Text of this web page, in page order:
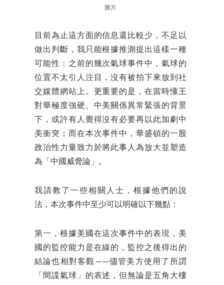
圖片
目前為止這方面的信息還比較少，不足以
做出判斷，我只能根據推測提出這樣一種
可能性：之前的幾次氣球事件中，氣球的
位置不太引人注目，沒有被拍下來放到社
交媒體網站上。更重要的是，在當時懂王
對華極度強硬、中美關係異常緊張的背景
下，或許有人覺得沒有必要再以此加劇中
美衝突；而在本次事件中，華盛頓的一股
政治性力量致力於將此事人為放大並塑造
為「中國威脅論」。
我請教了一些相關人士，根據他們的說
法，本次事件中至少可以明確以下幾點：
第一，根據美國在這次事件中的表現，美
國的監控能力是在線的，監控之後得出的
結論也相對客觀——儘管美方使用了所謂
「間諜氣球」的表述，但無論是五角大樓